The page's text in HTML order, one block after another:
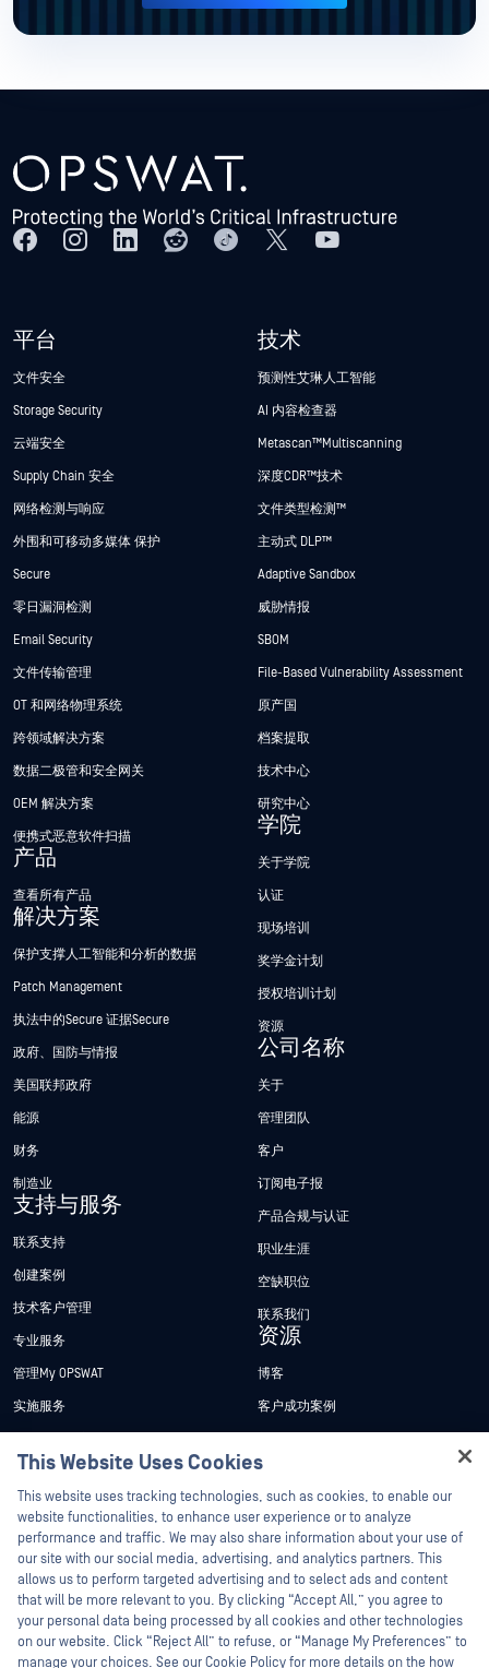
平台
文件安全
Storage Security
云端安全
Supply Chain 安全
网络检测与响应
外围和可移动多媒体 保护
Secure
零日漏洞检测
Email Security
文件传输管理
OT 和网络物理系统
跨领域解决方案
数据二极管和安全网关
OEM 解决方案
便携式恶意软件扫描
产品
查看所有产品
解决方案
保护支撑人工智能和分析的数据
Patch Management
执法中的Secure 证据Secure
政府、国防与情报
美国联邦政府
能源
财务
制造业
支持与服务
联系支持
创建案例
技术客户管理
专业服务
管理My OPSWAT
实施服务
技术文档
培训
漏洞计划
合作伙伴
认证
技术合作伙伴
渠道合作伙伴计划
技术
预测性艾琳人工智能
AI 内容检查器
Metascan™ Multiscanning
深度CDR™技术
文件类型检测™
主动式 DLP™
Adaptive Sandbox
威胁情报
SBOM
File-Based Vulnerability Assessment
原产国
档案提取
技术中心
研究中心
学院
关于学院
认证
现场培训
奖学金计划
授权培训计划
资源
公司名称
关于
管理团队
客户
订阅电子报
产品合规与认证
职业生涯
空缺职位
联系我们
资源
博客
客户成功案例
新闻报道
活动
网络研讨会
产品型录
白皮书
免费工具
This Website Uses Cookies
This website uses tracking technologies, such as cookies, to enable our
website functionalities, to enhance user experience or to analyze
performance and traffic. We may also share information about your use of
our site with our social media, advertising, and analytics partners. This
allows us to perform targeted advertising and to select ads and content
that will be more relevant to you. By clicking “Accept All,” you agree to
your personal data being processed by all cookies and other technologies
on our website. Click “Reject All” to refuse, or “Manage My Preferences” to
manage your choices. See our Cookie Policy for more details on the how
Hey there!
I'm Ozzy, your OPSWAT virtual assistant.
How can I help you secure what's critical
today?